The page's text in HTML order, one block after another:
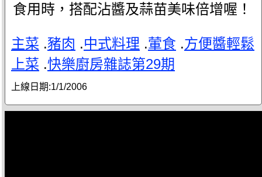
食用時，搭配沾醬及蒜苗美味倍增喔！
主菜 .豬肉 .中式料理 .葷食 .方便醬輕鬆
上菜 .快樂廚房雜誌第29期
上線日期:1/1/2006